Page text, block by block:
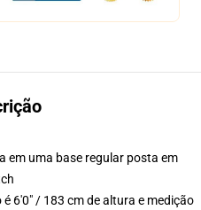
em uma base regular posta em
6'0" / 183 cm de altura e medição